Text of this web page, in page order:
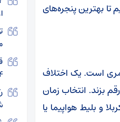
تا بهترین پنجره‌های
است. یک اختلاف
بزند. انتخاب زمان
و بلیط هواپیما یا